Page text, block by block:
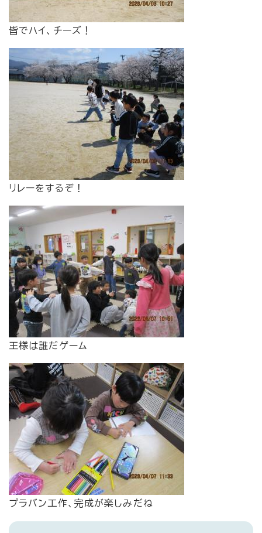
皆でハイ、チーズ！
リレーをするぞ！
王様は誰だゲーム
プラバン工作、完成が楽しみだね